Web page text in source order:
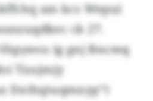
am kcs Wepui
ck 27.
ig gnj Bncmq
Txujmjy
Dxthqtuqmxyp“)